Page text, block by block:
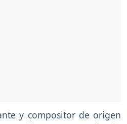
y compositor de origen